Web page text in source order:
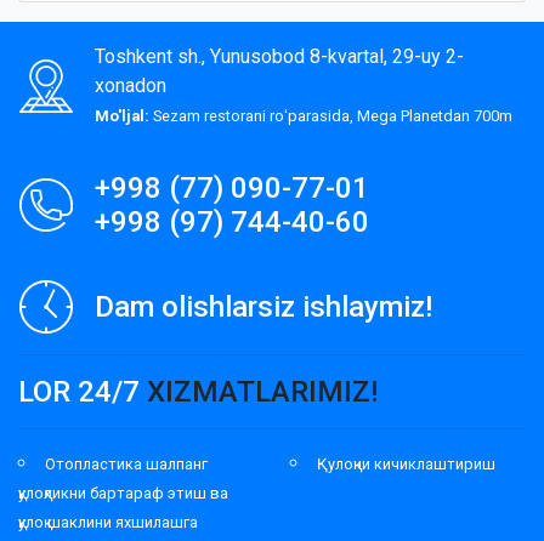
Toshkent sh., Yunusobod 8-kvartal, 29-uy 2-
xonadon
Mo'ljal: Sezam restorani roʻparasida, Mega Planetdan 700m
+998 (77) 090-77-01
+998 (97) 744-40-60
Dam olishlarsiz ishlaymiz!
LOR 24/7 XIZMATLARIMIZ!
Отопластика шалпанг
қулоқликни бартараф этиш ва
қулоқ шаклини яхшилашга
Қулоқни кичиклаштириш